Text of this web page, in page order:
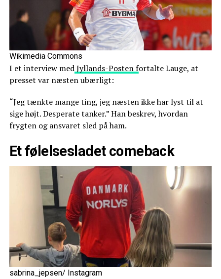
Wikimedia Commons
I et interview medJyllands-Posten fortalte Lauge, at
presset var næsten ubærligt:
“Jeg tænkte mange ting, jeg næsten ikke har lyst til at
sige højt. Desperate tanker.” Han beskrev, hvordan
frygten og ansvaret sled på ham.
Et følelsesladet comeback
sabrina_jepsen/ Instagram